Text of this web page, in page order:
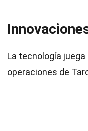
La tecnología
operaciones de